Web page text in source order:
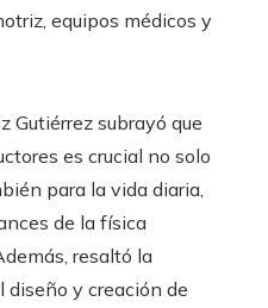
equipos médicos y
Gutiérrez subrayó que
es crucial no solo
para la vida diaria,
de la física
resaltó la
diseño y creación de